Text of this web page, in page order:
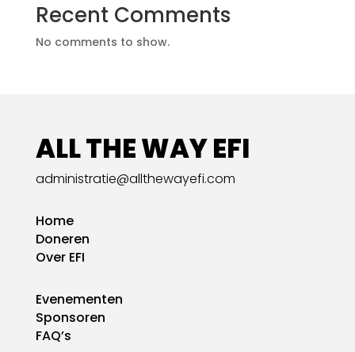
Recent Comments
No comments to show.
ALL THE WAY EFI
administratie@allthewayefi.com
Home
Doneren
Over EFI
Evenementen
Sponsoren
FAQ’s